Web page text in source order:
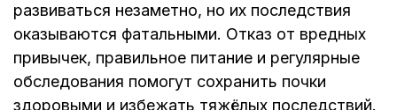
развиваться незаметно, но их последствия
оказываются фатальными. Отказ от вредных
привычек, правильное питание и регулярные
обследования помогут сохранить почки
здоровыми и избежать тяжёлых последствий.